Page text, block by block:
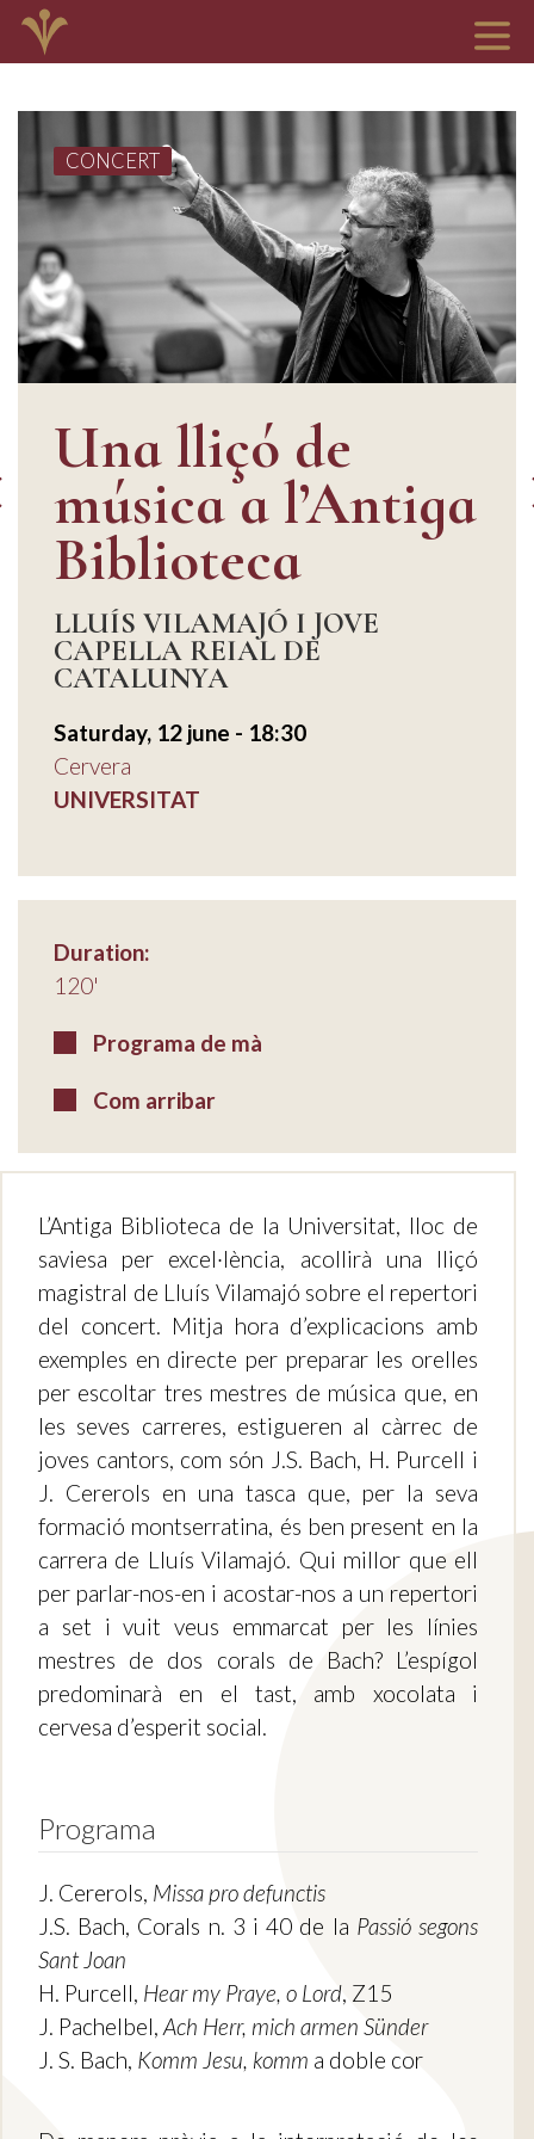
CONCERT
Una lliçó de
música a l’Antiga
Biblioteca
LLUÍS VILAMAJÓ I JOVE
CAPELLA REIAL DE
CATALUNYA
Saturday, 12 june - 18:30
Cervera
UNIVERSITAT
Duration:
120'
Programa de mà
Com arribar
L’Antiga Biblioteca de la Universitat, lloc de
saviesa per excel·lència, acollirà una lliçó
magistral de Lluís Vilamajó sobre el repertori
del concert. Mitja hora d’explicacions amb
exemples en directe per preparar les orelles
per escoltar tres mestres de música que, en
les seves carreres, estigueren al càrrec de
joves cantors, com són J.S. Bach, H. Purcell i
J. Cererols en una tasca que, per la seva
formació montserratina, és ben present en la
carrera de Lluís Vilamajó. Qui millor que ell
per parlar-nos-en i acostar-nos a un repertori
a set i vuit veus emmarcat per les línies
mestres de dos corals de Bach? L’espígol
predominarà en el tast, amb xocolata i
cervesa d’esperit social.
Programa
J. Cererols, Missa pro defunctis
J.S. Bach, Corals n. 3 i 40 de la Passió segons
Sant Joan
H. Purcell, Hear my Praye, o Lord, Z15
J. Pachelbel, Ach Herr, mich armen Sünder
J. S. Bach, Komm Jesu, komm a doble cor